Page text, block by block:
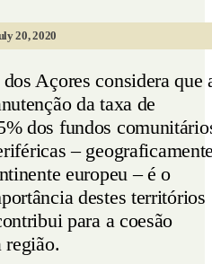
20, 2020
Açores considera que
da taxa de
dos fundos
–
europeu – é o
destes territórios
para a coesão
região.